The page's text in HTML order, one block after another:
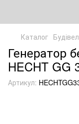
Каталог
Генератор
HECHT GG
Артикул: